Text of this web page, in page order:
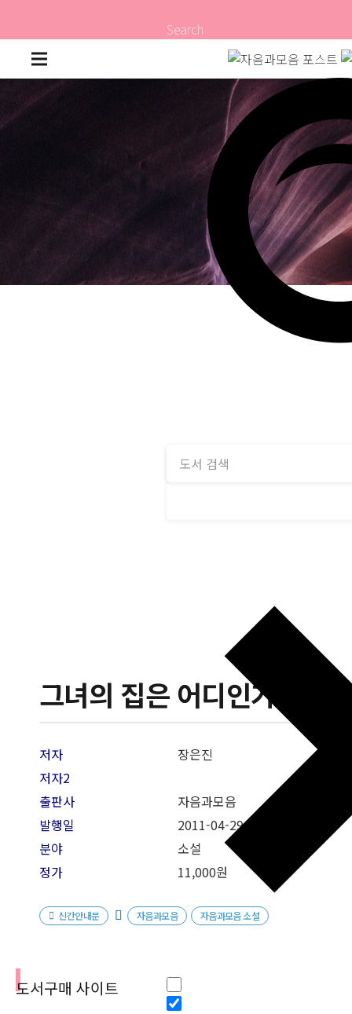
Search
그녀의 집은 어디인가
저자
장은진
저자2
출판사
자음과모음
발행일
2011-04-29
분야
소설
정가
11,000원
신간안내문 자음과모음 자음과모음 소설
도서구매 사이트